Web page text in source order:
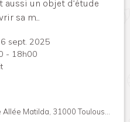
aussi un objet d’étude
sa m...
sept. 2025
- 18h00
Matilda, 31000 Toulouse, France